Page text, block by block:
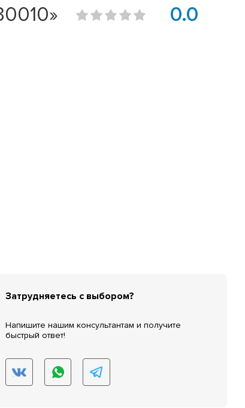
0.0
Затрудняетесь с выбором?
Напишите нашим консультантам и получите
быстрый ответ!